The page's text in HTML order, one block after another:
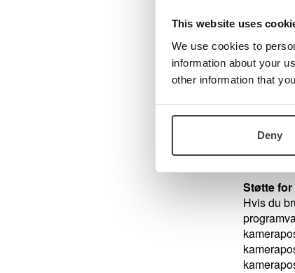
This website uses
We use cookies to
information about your
other information that
Deny
Det
mellom
eksempel
enkelt
se (via
Støtte
Hvis du